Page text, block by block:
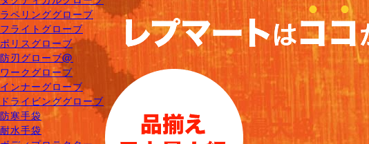
ラペリンググローブ
フライトグローブ
ポリスグローブ
防刃グローブ@
ワークグローブ
インナーグローブ
ドライビンググローブ
防寒手袋
耐水手袋